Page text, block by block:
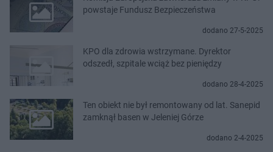
powstaje Fundusz Bezpieczeństwa
dodano 27-5-2025
KPO dla zdrowia wstrzymane. Dyrektor
odszedł, szpitale wciąż bez pieniędzy
dodano 28-4-2025
Ten obiekt nie był remontowany od lat. Sanepid
zamknął basen w Jeleniej Górze
dodano 2-4-2025